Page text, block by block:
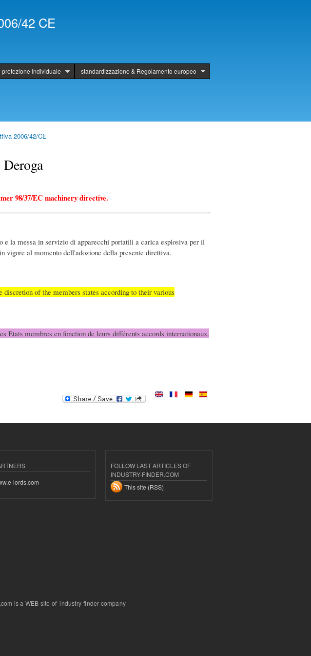
42 CE
protezione individuale
standardizzazione & Regolamento europeo
2006/42/CE
98/37/EC machinery directive.
la messa in servizio di apparecchi portatili a carica esplosiva per il
vigore al momento dell'adozione della presente direttiva.
of the members states according to their various
Etats membres en fonction de leurs différents accords internationaux.
lords.com
FOLLOW LAST ARTICLES OF
INDUSTRY-FINDER.COM
This site (RSS)
is a WEB site of industry-finder company